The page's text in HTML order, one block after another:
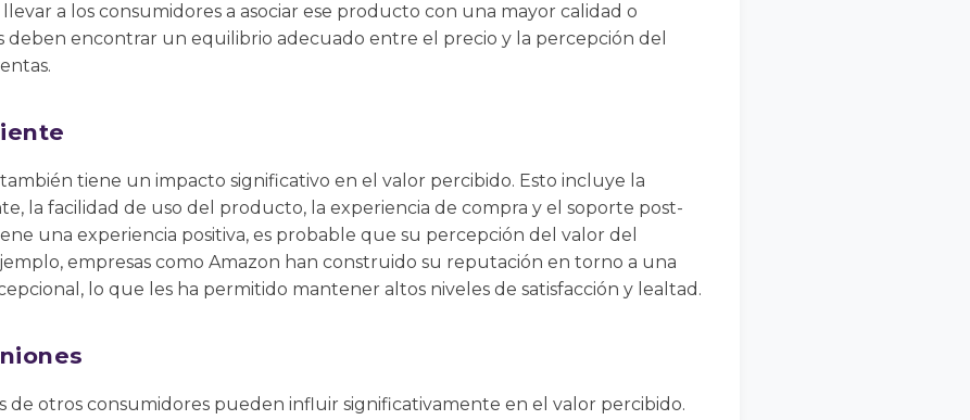
a los consumidores a asociar ese producto con una mayor calidad o
deben encontrar un equilibrio adecuado entre el precio y la percepción del
tiene un impacto significativo en el valor percibido. Esto incluye la
la facilidad de uso del producto, la experiencia de compra y el soporte post-
una experiencia positiva, es probable que su percepción del valor del
empresas como Amazon han construido su reputación en torno a una
lo que les ha permitido mantener altos niveles de satisfacción y lealtad.
de otros consumidores pueden influir significativamente en el valor percibido.